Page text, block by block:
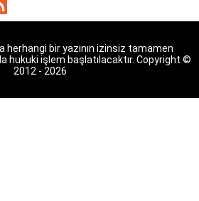
herhangi bir yazının izinsiz tamamen
hukuki işlem başlatılacaktır. Copyright ©
2012 - 2026